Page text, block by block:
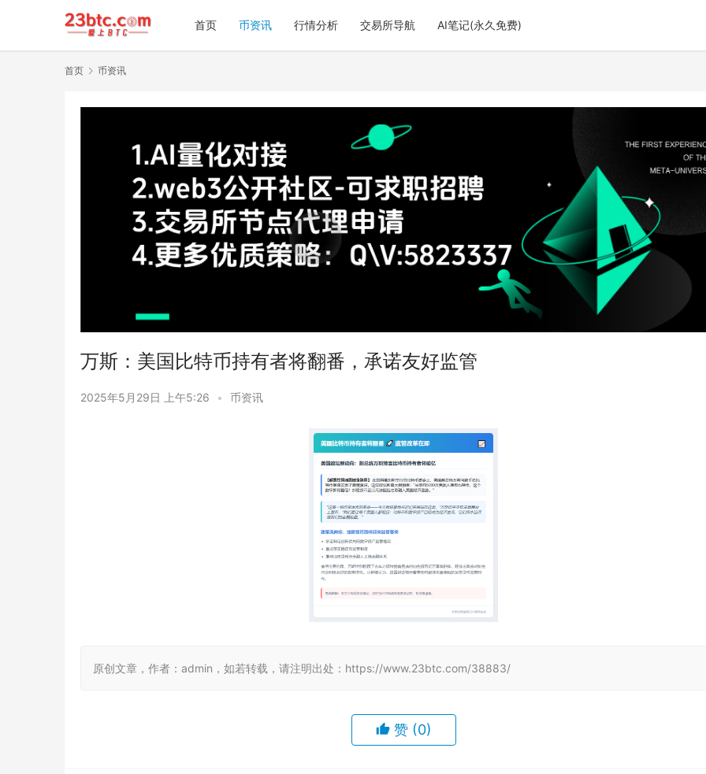
首页 币资讯 行情分析 交易所导航 AI笔记(永久免费)
首页 币资讯
万斯：美国比特币持有者将翻番，承诺友好监管
2025年5月29日 上午5:26 • 币资讯
原创文章，作者：admin，如若转载，请注明出处：https://www.23btc.com/38883/
赞 (0)